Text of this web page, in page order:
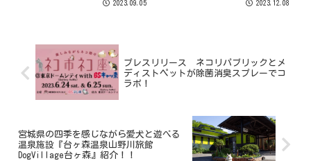
2023.09.05 2023.12.08
プレスリリース ネコリパブリックとメ
ディストペットが除菌消臭スプレーでコ
ラボ！
宮城県の四季を感じながら愛犬と遊べる
温泉施設『台ヶ森温泉山野川旅館
DogVillage台ヶ森』紹介！！